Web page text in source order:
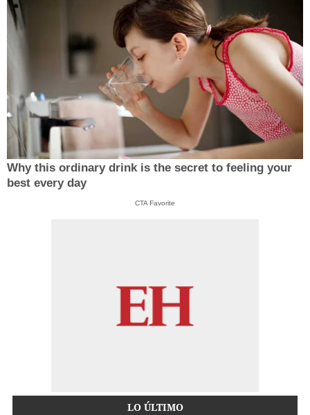
Why this ordinary drink is the secret to feeling your
best every day
CTA Favorite
LO ÚLTIMO